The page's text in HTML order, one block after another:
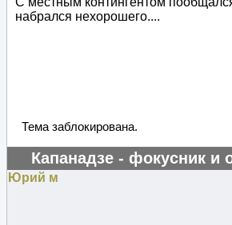
набрался нехорошего....
Тема заблокирована.
Капанадзе - фокусник и
Юрий м